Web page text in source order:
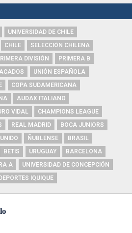
UNIVERSIDAD DE CHILE
CHILE
SELECCIÓN CHILENA
DIVISIÓN
PRIMERA B
UNIÓN ESPAÑOLA
COPA SUDAMERICANA
AUDAX ITALIANO
VIDAL
CHAMPIONS LEAGUE
REAL MADRID
BOCA JUNIORS
ÑUBLENSE
BRASIL
BETIS URUGUAY
BARCELONA
A
UNIVERSIDAD DE CONCEPCIÓN
IQUIQUE